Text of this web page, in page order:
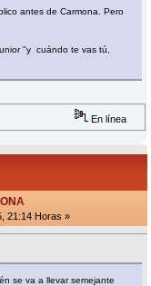
antes de Carmona. Pero
"y cuándo te vas tú,
En línea
21:14 Horas »
se va a llevar semejante